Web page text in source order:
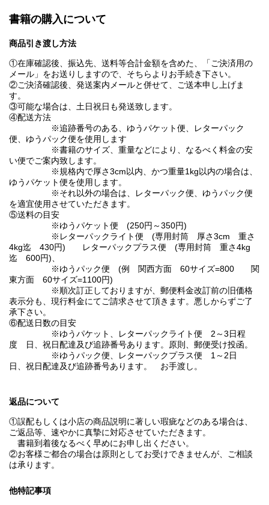
書籍の購入について
商品引き渡し方法
①在庫確認後、振込先、送料等合計金額を含めた、「ご決済用の
メール」をお送りしますので、そちらよりお手続き下さい。
②ご決済確認後、発送案内メールと併せて、ご送本申し上げま
す。
③可能な場合は、土日祝日も発送致します。
④配送方法
※追跡番号のある、ゆうパケット便、レターパック
便、ゆうパック便を使用します
※書籍のサイズ、重量などにより、なるべく料金の安
い便でご案内致します。
※規格内で厚さ3cm以内、かつ重量1kg以内の場合は、
ゆうパケット便を使用します。
※それ以外の場合は、レターパック便、ゆうパック便
を適宜使用させていただきます。
⑤送料の目安
※ゆうパケット便 (250円～350円)
※レターパックライト便 (専用封筒 厚さ3cm 重さ
4kg迄 430円) レターパックプラス便 (専用封筒 重さ4kg
迄 600円)、
※ゆうパック便 (例 関西方面 60サイズ=800 関
東方面 60サイズ=1100円)
※順次訂正しておりますが、郵便料金改訂前の旧価格
表示分も、現行料金にてご請求させて頂きます。悪しからずご了
承下さい。
⑥配送日数の目安
※ゆうパケット、レターパックライト便 2～3日程
度 日、祝日配達及び追跡番号あります。原則、郵便受け投函。
※ゆうパック便、レターパックプラス便 1～2日
日、祝日配達及び追跡番号あります。 お手渡し。
返品について
①誤配もしくは小店の商品説明に著しい瑕疵などのある場合は、
ご返品等、速やかに真摯に対応させていただきます。
書籍到着後なるべく早めにお申し出ください。
②お客様ご都合の場合は原則としてお受けできませんが、ご相談
は承ります。
他特記事項